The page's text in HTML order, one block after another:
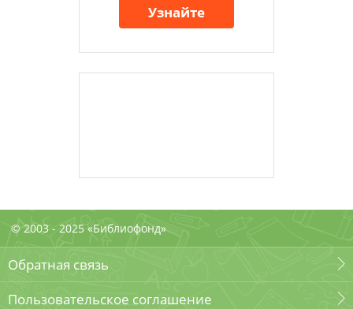
Узнайте
© 2003 - 2025 «Библиофонд»
Обратная связь
Пользовательское соглашение